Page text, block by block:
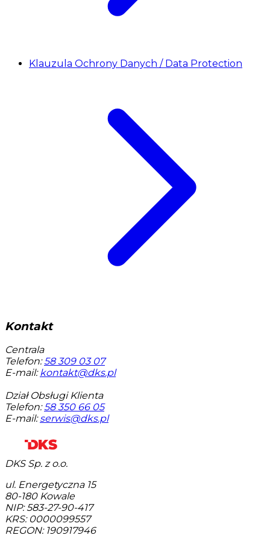
Klauzula Ochrony Danych / Data Protection
Kontakt
Centrala
Telefon: 58 309 03 07
E-mail: kontakt@dks.pl
Dział Obsługi Klienta
Telefon: 58 350 66 05
E-mail: serwis@dks.pl
DKS Sp. z o.o.
ul. Energetyczna 15
80-180 Kowale
NIP: 583-27-90-417
KRS: 0000099557
REGON: 190917946